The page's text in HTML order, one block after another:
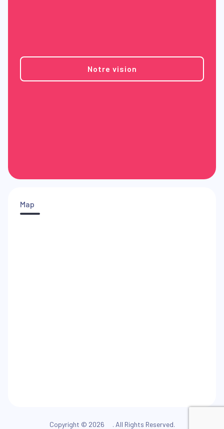
Notre vision
Map
Copyright © 2026 . All Rights Reserved.